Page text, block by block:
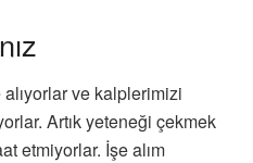
ve kalplerimizi
Artık yeteneği çekmek
etmiyorlar. İşe alım